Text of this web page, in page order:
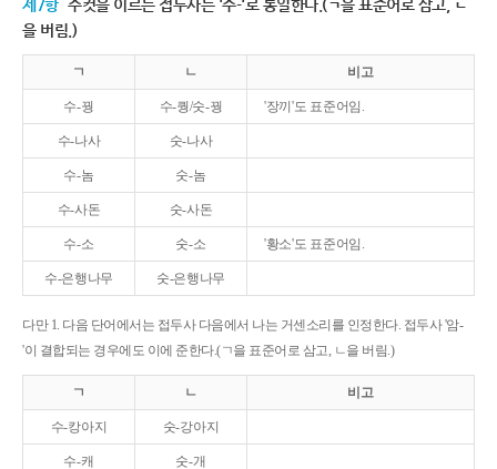
제7항 수컷을 이르는 접두사는 '수-'로 통일한다.(ㄱ을 표준어로 삼고, ㄴ
을 버림.)
ㄱ ㄴ 비고
수-꿩 수-퀑/숫-꿩 '장끼'도 표준어임.
수-나사 숫-나사
수-놈 숫-놈
수-사돈 숫-사돈
수-소 숫-소 '황소'도 표준어임.
수-은행나무 숫-은행나무
다만 1. 다음 단어에서는 접두사 다음에서 나는 거센소리를 인정한다. 접두사 '암-
'이 결합되는 경우에도 이에 준한다.(ㄱ을 표준어로 삼고, ㄴ을 버림.)
ㄱ ㄴ 비고
수-캉아지 숫-강아지
수-캐 숫-개